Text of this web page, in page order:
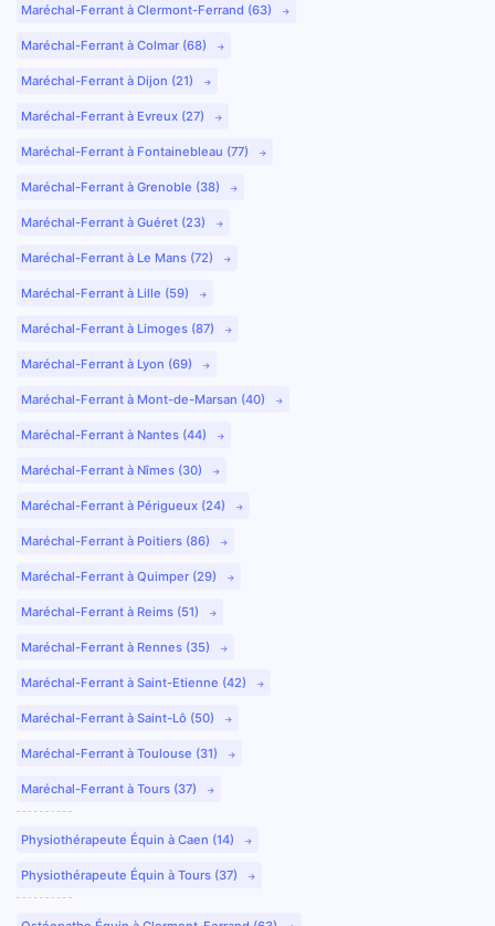
Maréchal-Ferrant à Clermont-Ferrand (63)
Maréchal-Ferrant à Colmar (68)
Maréchal-Ferrant à Dijon (21)
Maréchal-Ferrant à Evreux (27)
Maréchal-Ferrant à Fontainebleau (77)
Maréchal-Ferrant à Grenoble (38)
Maréchal-Ferrant à Guéret (23)
Maréchal-Ferrant à Le Mans (72)
Maréchal-Ferrant à Lille (59)
Maréchal-Ferrant à Limoges (87)
Maréchal-Ferrant à Lyon (69)
Maréchal-Ferrant à Mont-de-Marsan (40)
Maréchal-Ferrant à Nantes (44)
Maréchal-Ferrant à Nîmes (30)
Maréchal-Ferrant à Périgueux (24)
Maréchal-Ferrant à Poitiers (86)
Maréchal-Ferrant à Quimper (29)
Maréchal-Ferrant à Reims (51)
Maréchal-Ferrant à Rennes (35)
Maréchal-Ferrant à Saint-Etienne (42)
Maréchal-Ferrant à Saint-Lô (50)
Maréchal-Ferrant à Toulouse (31)
Maréchal-Ferrant à Tours (37)
Physiothérapeute Équin à Caen (14)
Physiothérapeute Équin à Tours (37)